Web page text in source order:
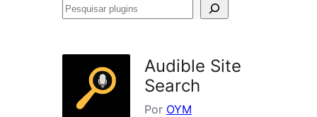
Pesquisar
Audible Site
Search
Por OYM